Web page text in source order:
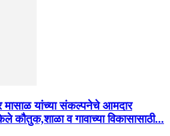
यांच्या संकल्पनेचे आमदार
कौतुक,शाळा व गावाच्या विकासासाठी...